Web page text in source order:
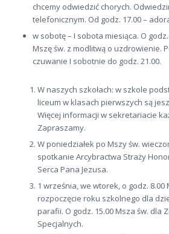
chcemy odwiedzić chorych.
telefonicznym. Od godz. 17.00 –
w sobotę – I sobota miesiąca. O
Mszę św. z modlitwą o uzdrowienie.
czuwanie I sobotnie do godz. 21.00.
W naszych szkołach: w szkole
liceum w klasach pierwszych są
Więcej informacji w sekretariacie
Zapraszamy.
W poniedziałek po Mszy św.
spotkanie Arcybractwa Straży
Serca Pana Jezusa.
1 września, we wtorek, o godz. 8.00
rozpoczęcie roku szkolnego dla
parafii. O godz. 15.00 Msza św. dla
Specjalnych.